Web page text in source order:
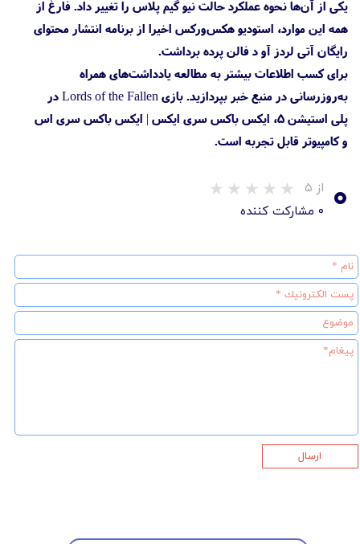
یکی از آن‌ها نحوه عملکرد حالت نیو گیم پلاس را تغییر داد. فارغ از
همه این موارد، استودیو هکس‌ورکس اخیرا از برنامه انتشار محتوای
رایگان آتی لردز آو د فالن پرده برداشت.
برای کسب اطلاعات بیشتر به مطالعه یادداشت‌های همراه
به‌روزرسانی در منبع خبر بپردازید. بازی Lords of the Fallen در
پلی استیشن 5، ایکس باکس سری ایکس | ایکس باکس سری اس
و کامپیوتر قابل تجربه است.
۰ از ۵
۰ مشارکت کننده
ارسال